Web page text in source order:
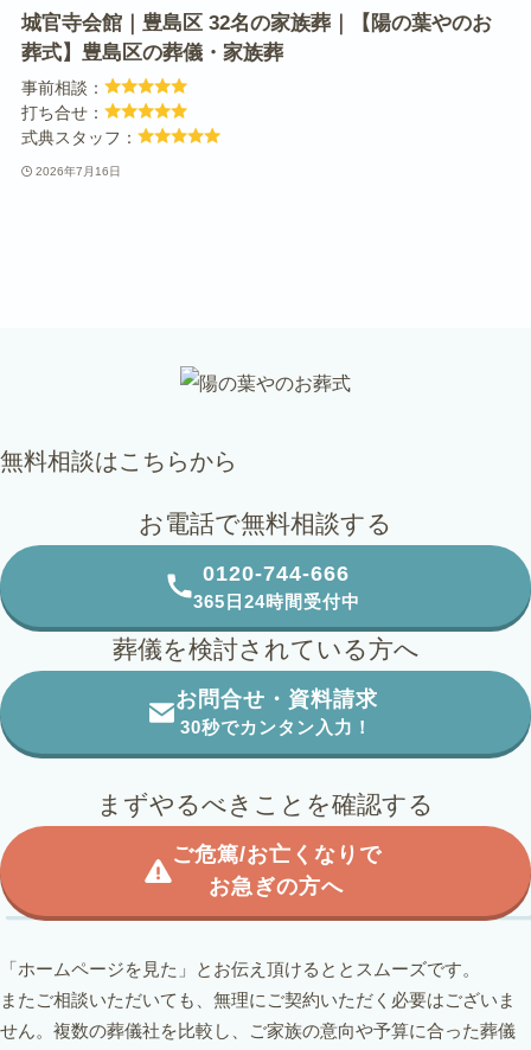
城官寺会館｜豊島区 32名の家族葬｜【陽の葉やのお
葬式】豊島区の葬儀・家族葬
事前相談：
打ち合せ：
式典スタッフ：
2026年7月16日
無料相談はこちらから
お電話で無料相談する
0120-744-666
365日24時間受付中
葬儀を検討されている方へ
お問合せ・資料請求
30秒でカンタン入力！
まずやるべきことを確認する
ご危篤/お亡くなりで
お急ぎの方へ
「ホームページを見た」とお伝え頂けるととスムーズです。
またご相談いただいても、無理にご契約いただく必要はございま
せん。 複数の葬儀社を比較し、ご家族の意向や予算に合った葬儀